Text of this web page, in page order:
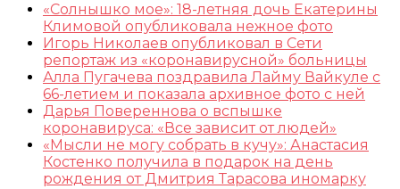
«Солнышко мое»: 18-летняя дочь Екатерины
Климовой опубликовала нежное фото
Игорь Николаев опубликовал в Сети
репортаж из «коронавирусной» больницы
Алла Пугачева поздравила Лайму Вайкуле с
66-летием и показала архивное фото с ней
Дарья Повереннова о вспышке
коронавируса: «Все зависит от людей»
«Мысли не могу собрать в кучу»: Анастасия
Костенко получила в подарок на день
рождения от Дмитрия Тарасова иномарку